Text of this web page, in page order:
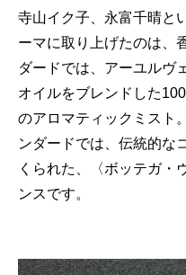
寺山イク子、永富千晴と
ーマに取り上げたのは、
ダードでは、アーユルヴ
オイルをブレンドした
のアロマティックミスト
ンダードでは、伝統的な
くられた、〈ボッテガ・
ンスです。